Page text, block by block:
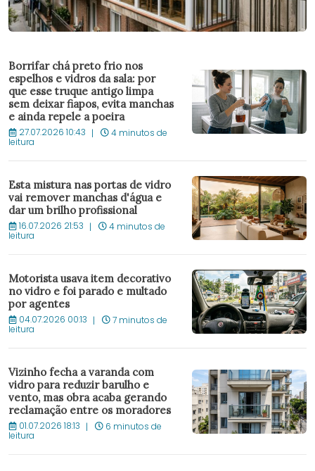
Borrifar chá preto frio nos
espelhos e vidros da sala: por
que esse truque antigo limpa
sem deixar fiapos, evita manchas
e ainda repele a poeira
27.07.2026 10:43 4 minutos de
leitura
Esta mistura nas portas de vidro
vai remover manchas d'água e
dar um brilho profissional
16.07.2026 21:53 4 minutos de
leitura
Motorista usava item decorativo
no vidro e foi parado e multado
por agentes
04.07.2026 00:13 7 minutos de
leitura
Vizinho fecha a varanda com
vidro para reduzir barulho e
vento, mas obra acaba gerando
reclamação entre os moradores
01.07.2026 18:13 6 minutos de
leitura